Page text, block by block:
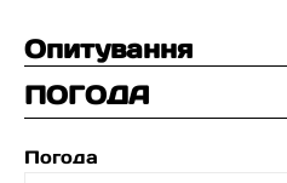
Опитування
ПОГОДА
Погода